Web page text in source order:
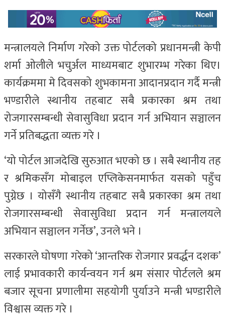
मन्त्रालयले निर्माण गरेको उक्त पोर्टलको प्रधानमन्त्री केपी
शर्मा ओलीले भचुर्अल माध्यमबाट शुभारम्भ गरेका थिए।
कार्यक्रममा मे दिवसको शुभकामना आदानप्रदान गर्दै मन्त्री
भण्डारीले स्थानीय तहबाट सबै प्रकारका श्रम तथा
रोजगारसम्बन्धी सेवासुविधा प्रदान गर्न अभियान सञ्चालन
गर्ने प्रतिबद्धता व्यक्त गरे ।
‘यो पोर्टल आजदेखि सुरुआत भएको छ । सबै स्थानीय तह
र श्रमिकसँग मोबाइल एप्लिकेसनमार्फत यसको पहुँच
पुग्नेछ । योसँगै स्थानीय तहबाट सबै प्रकारका श्रम तथा
रोजगारसम्बन्धी सेवासुविधा प्रदान गर्न मन्त्रालयले
अभियान सञ्चालन गर्नेछ’, उनले भने ।
सरकारले घोषणा गरेको ‘आन्तरिक रोजगार प्रवर्द्धन दशक’
लाई प्रभावकारी कार्यन्वयन गर्न श्रम संसार पोर्टलले श्रम
बजार सूचना प्रणालीमा सहयोगी पुर्याउने मन्त्री भण्डारीले
विश्वास व्यक्त गरे ।